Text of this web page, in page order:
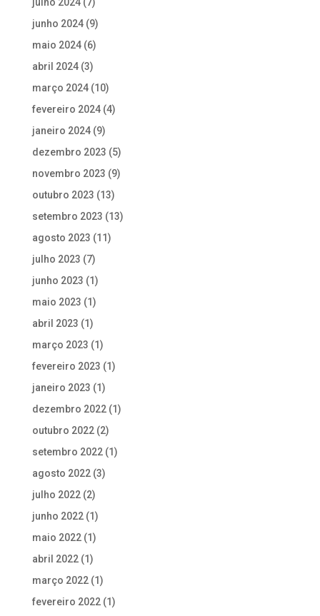
junho 2024(9)
maio 2024(6)
abril 2024(3)
março 2024(10)
fevereiro 2024(4)
janeiro 2024(9)
dezembro 2023 (5)
novembro 2023 (9)
outubro 2023 (13)
setembro 2023 (13)
agosto 2023 (11)
julho 2023 (7)
junho 2023 (1)
maio 2023 (1)
abril 2023 (1)
março 2023 (1)
fevereiro 2023 (1)
janeiro 2023 (1)
dezembro 2022(1)
outubro 2022(2)
setembro 2022(1)
agosto 2022(3)
julho 2022(2)
junho 2022(1)
maio 2022(1)
abril 2022(1)
março 2022(1)
fevereiro 2022(1)